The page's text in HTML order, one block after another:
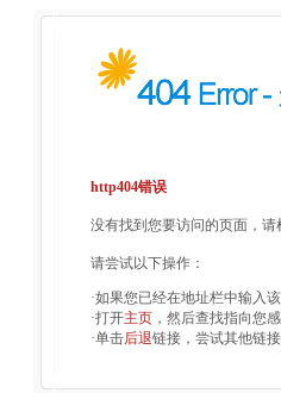
http404错误
没有找到您要访问的页面，
请尝试以下操作：
·如果您已经在地址栏中输入
·打开主页 ，然后查找指向您
·单击后退链接，尝试其他链